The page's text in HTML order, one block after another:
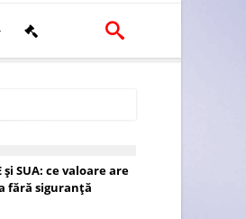
și SUA: ce valoare are
fără siguranță